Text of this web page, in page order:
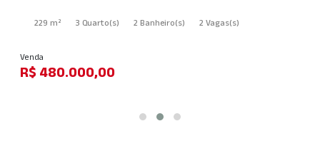
229 m² 3 Quarto(s) 2 Banheiro(s) 2 Vagas(s)
Venda
R$ 480.000,00